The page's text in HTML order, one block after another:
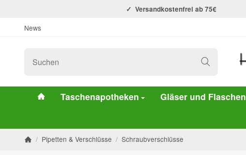
Versandkostenfrei ab 75€
News
#custom.linkHome#
Taschenapotheken Gläser und Flaschen
Startseite
/ Pipetten & Verschlüsse / Schraubverschlüsse